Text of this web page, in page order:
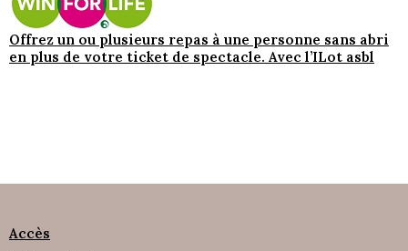
Offrez un ou plusieurs repas à une personne sans abri
en plus de votre ticket de spectacle. Avec l’ILot asbl
Accès